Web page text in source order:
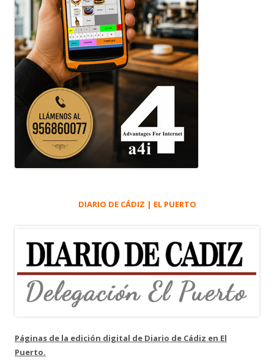
DIARIO DE CÁDIZ | EL PUERTO
Páginas de la edición digital de Diario de Cádiz en El
Puerto.